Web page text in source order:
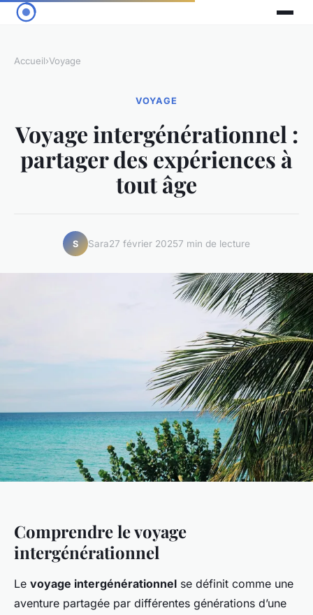
Accueil›Voyage
VOYAGE
Voyage intergénérationnel :
partager des expériences à
tout âge
S Sara27 février 20257 min de lecture
Comprendre le voyage
intergénérationnel
Le voyage intergénérationnel se définit comme une
aventure partagée par différentes générations d’une